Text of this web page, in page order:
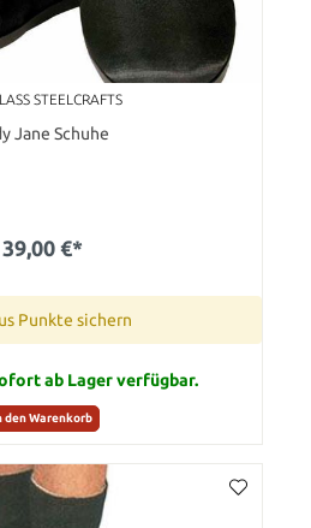
STEELCRAFTS
Jane Schuhe
39,00 €*
Punkte sichern
ab Lager verfügbar.
den Warenkorb